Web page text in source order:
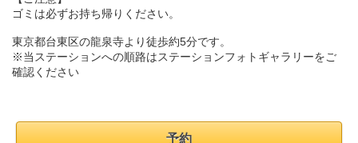
ゴミは必ずお持ち帰りください。
東京都台東区の龍泉寺より徒歩約5分です。
※当ステーションへの順路はステーションフォトギャラリーをご
確認ください
予約